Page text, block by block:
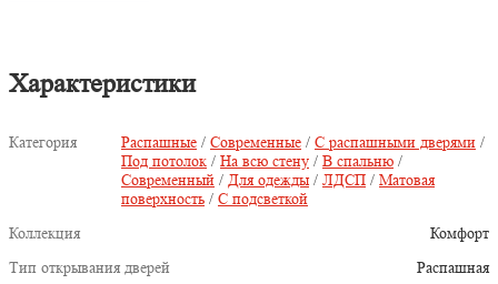
Характеристики
Категория Распашные / Современные / С распашными дверями /
Под потолок / На всю стену / В спальню /
Современный / Для одежды / ЛДСП / Матовая
поверхность / С подсветкой
Коллекция
Комфорт
Тип открывания дверей
Распашная